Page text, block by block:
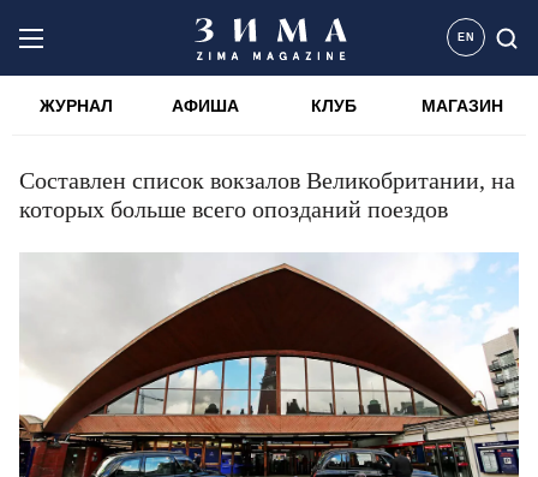
EN
ЖУРНАЛ АФИША КЛУБ МАГАЗИН
Составлен список вокзалов Великобритании, на
которых больше всего опозданий поездов